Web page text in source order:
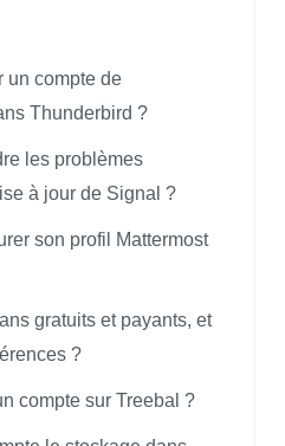
un compte de
Thunderbird ?
les problèmes
à jour de Signal ?
son profil Mattermost
gratuits et payants, et
?
compte sur Treebal ?